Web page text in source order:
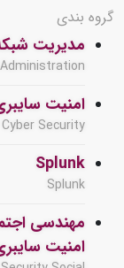
گروه بندی
مدیریت
امنیت
Cyber Security
Splunk
Splunk
مهندسی
امنیت